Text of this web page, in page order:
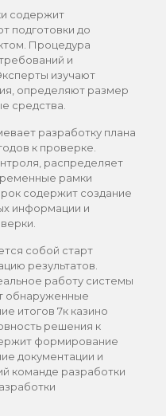
содержит
подготовки до
Процедура
и
изучают
определяют размер
средства.
разработку плана
к проверке.
распределяет
рамки
содержит создание
информации и
собой старт
результатов.
работу системы
обнаруженные
итогов 7к казино
решения к
формирование
документации и
команде разработки